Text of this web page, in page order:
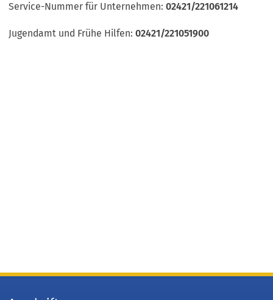
Service-Nummer für Unternehmen:02421/221061214
Jugendamt und Frühe Hilfen:02421/221051900